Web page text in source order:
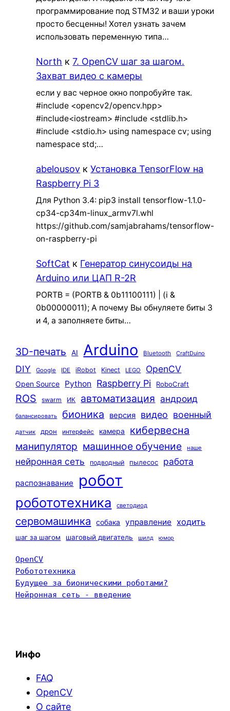
программирование под STM32 и ваши уроки
просто бесценны! Хотел узнать зачем
использовать переменную типа…
North к7. OpenCV шаг за шагом.
Захват видео с камеры
если у вас черное окно попробуйте так.
#include <opencv2/opencv.hpp>
#include<iostream> #include <stdlib.h>
#include <stdio.h> using namespace cv; using
namespace std;…
abelousov кУстановка TensorFlow на
Raspberry Pi 3
Для Python 3.4: pip3 install tensorflow-1.1.0-
cp34-cp34m-linux_armv7l.whl
https://github.com/samjabrahams/tensorflow-
on-raspberry-pi
SoftCat к Генератор синусоиды на
Arduino или ЦАП R-2R
PORTB = (PORTB & 0b11100111) | (i &
0b00000011); А почему Вы обнуляете биты 3
и 4, а заполняете биты…
3D-печать AI Arduino Bluetooth CraftDuino
DIY Google IDE iRobot Kinect LEGO OpenCV
Open Source Python Raspberry Pi RoboCraft
ROS swarm ИК автоматизация андроид
балансировать бионика версия видео военный
датчик дрон интерфейс камера кибервесна
манипулятор машинное обучение наше
нейронная сеть подводный пылесос работа
распознавание робот
робототехника светодиод
сервомашинка собака управление ходить
шаг за шагом шаговый двигатель шилд юмор
OpenCV
Робототехника
Будущее за бионическими роботами?
Нейронная сеть - введение
Инфо
FAQ
OpenCV
О сайте